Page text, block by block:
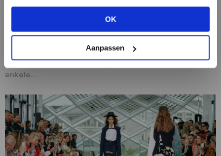
OK
Aanpassen
BEKIJK ALLE OPTIES
27/08/2020
Experience sells: Hoe meer, hoe beter
Winkeliers, brands en ook shopping malls gokken
minder vaak op één paard tegelijk en voegen steeds
vaker grote hoeveelheden beleving toe aan de
traditionele winkelervaring. Laat je inspireren door
enkele...